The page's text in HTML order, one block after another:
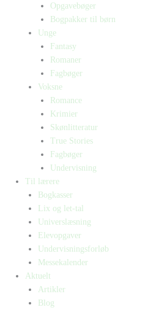
Opgavebøger
Bogpakker til børn
Unge
Fantasy
Romaner
Fagbøger
Voksne
Romance
Krimier
Skønlitteratur
True Stories
Fagbøger
Undervisning
Til lærere
Bogkasser
Lix og let-tal
Universlæsning
Elevopgaver
Undervisningsforløb
Messekalender
Aktuelt
Artikler
Blog